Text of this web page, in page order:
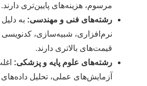
مرسوم، هزینه‌های پایین‌تری دارند.
رشته‌های فنی و مهندسی: به
نرم‌افزاری، شبیه‌سازی،
قیمت‌های بالاتری دارند.
رشته‌های علوم پایه و پزشکی:
آزمایش‌های عملی، تحلیل